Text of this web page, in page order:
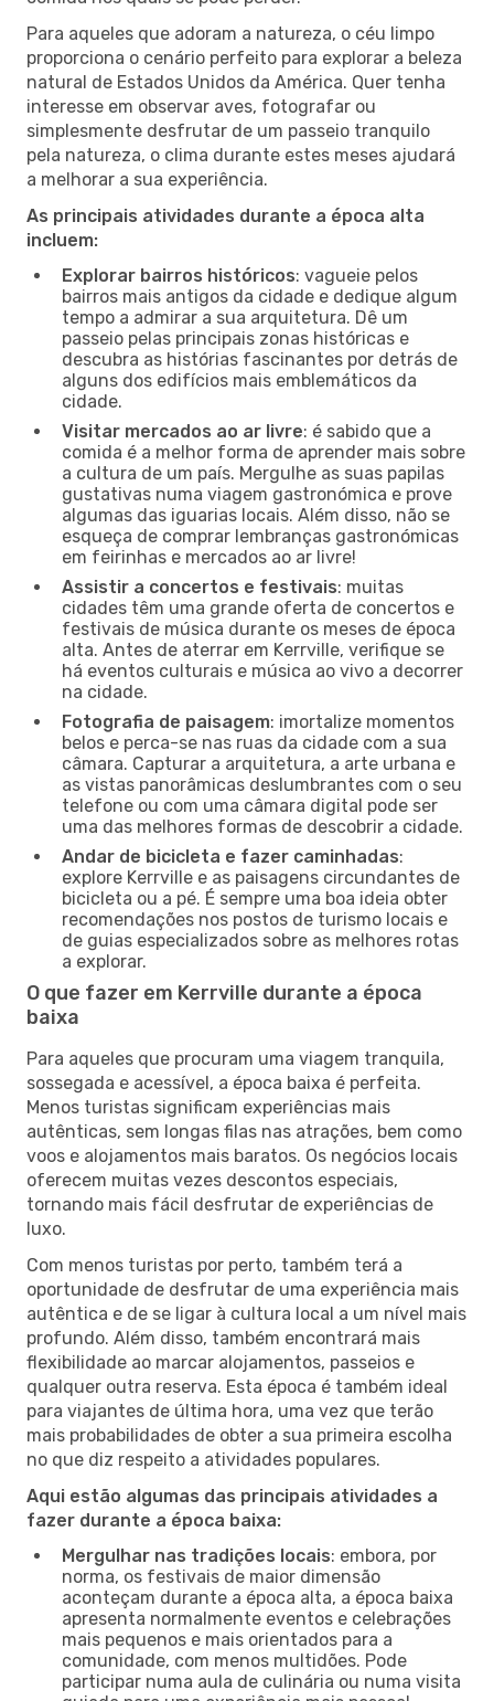
Para aqueles que adoram a natureza, o céu limpo
proporciona o cenário perfeito para explorar a beleza
natural de Estados Unidos da América. Quer tenha
interesse em observar aves, fotografar ou
simplesmente desfrutar de um passeio tranquilo
pela natureza, o clima durante estes meses ajudará
a melhorar a sua experiência.
As principais atividades durante a época alta
incluem:
Explorar bairros históricos: vagueie pelos
bairros mais antigos da cidade e dedique algum
tempo a admirar a sua arquitetura. Dê um
passeio pelas principais zonas históricas e
descubra as histórias fascinantes por detrás de
alguns dos edifícios mais emblemáticos da
cidade.
Visitar mercados ao ar livre: é sabido que a
comida é a melhor forma de aprender mais sobre
a cultura de um país. Mergulhe as suas papilas
gustativas numa viagem gastronómica e prove
algumas das iguarias locais. Além disso, não se
esqueça de comprar lembranças gastronómicas
em feirinhas e mercados ao ar livre!
Assistir a concertos e festivais: muitas
cidades têm uma grande oferta de concertos e
festivais de música durante os meses de época
alta. Antes de aterrar em Kerrville, verifique se
há eventos culturais e música ao vivo a decorrer
na cidade.
Fotografia de paisagem: imortalize momentos
belos e perca-se nas ruas da cidade com a sua
câmara. Capturar a arquitetura, a arte urbana e
as vistas panorâmicas deslumbrantes com o seu
telefone ou com uma câmara digital pode ser
uma das melhores formas de descobrir a cidade.
Andar de bicicleta e fazer caminhadas:
explore Kerrville e as paisagens circundantes de
bicicleta ou a pé. É sempre uma boa ideia obter
recomendações nos postos de turismo locais e
de guias especializados sobre as melhores rotas
a explorar.
O que fazer em Kerrville durante a época
baixa
Para aqueles que procuram uma viagem tranquila,
sossegada e acessível, a época baixa é perfeita.
Menos turistas significam experiências mais
autênticas, sem longas filas nas atrações, bem como
voos e alojamentos mais baratos. Os negócios locais
oferecem muitas vezes descontos especiais,
tornando mais fácil desfrutar de experiências de
luxo.
Com menos turistas por perto, também terá a
oportunidade de desfrutar de uma experiência mais
autêntica e de se ligar à cultura local a um nível mais
profundo. Além disso, também encontrará mais
flexibilidade ao marcar alojamentos, passeios e
qualquer outra reserva. Esta época é também ideal
para viajantes de última hora, uma vez que terão
mais probabilidades de obter a sua primeira escolha
no que diz respeito a atividades populares.
Aqui estão algumas das principais atividades a
fazer durante a época baixa:
Mergulhar nas tradições locais: embora, por
norma, os festivais de maior dimensão
aconteçam durante a época alta, a época baixa
apresenta normalmente eventos e celebrações
mais pequenos e mais orientados para a
comunidade, com menos multidões. Pode
participar numa aula de culinária ou numa visita